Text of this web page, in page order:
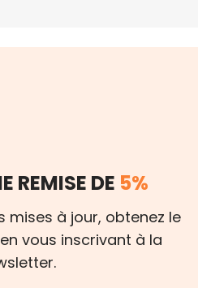
REMISE DE 5%
mises à jour, obtenez le
vous inscrivant à la